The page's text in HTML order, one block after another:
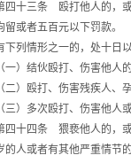
三条 殴打他人的，或
留或者五百元以下罚款。
情形之一的，处十日以
）结伙殴打、伤害他人
殴打、伤害残疾人、孕
多次殴打、伤害他人或
四条 猥亵他人的，或
的人或者有其他严重情节